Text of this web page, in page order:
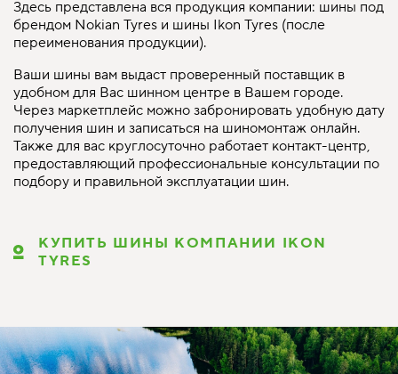
Здесь представлена вся продукция компании: шины под
брендом Nokian Tyres и шины Ikon Tyres (после
переименования продукции).
Ваши шины вам выдаст проверенный поставщик в
удобном для Вас шинном центре в Вашем городе.
Через маркетплейс можно забронировать удобную дату
получения шин и записаться на шиномонтаж онлайн.
Также для вас круглосуточно работает контакт-центр,
предоставляющий профессиональные консультации по
подбору и правильной эксплуатации шин.
КУПИТЬ ШИНЫ КОМПАНИИ IKON
TYRES